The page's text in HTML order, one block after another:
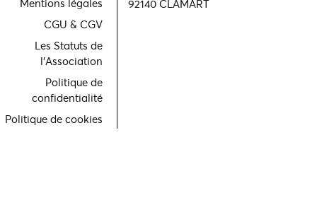
Mentions légales
CGU & CGV
Les Statuts de
l'Association
Politique de
confidentialité
Politique de cookies
92140 CLAMART